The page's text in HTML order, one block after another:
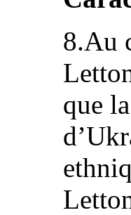
8.Au
que